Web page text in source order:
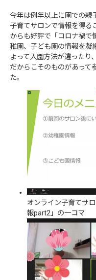
今年は例年以上に園での親
子育てサロンで情報を得る
からも好評で「コロナ禍で
稚園、子ども園の情報を凝
よって入園方法が違ったり
だからこそのものがあって
た。
オンライン子育てサ
報part2」の一コマ